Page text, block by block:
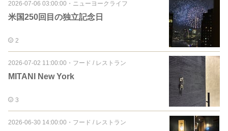
2026-07-06 03:00:00 ・ ニューヨークライフ
米国250回目の独立記念日
2
2026-07-02 11:00:00 ・ フード / レストラン
MITANI New York
3
2026-06-30 14:00:00 ・ フード / レストラン